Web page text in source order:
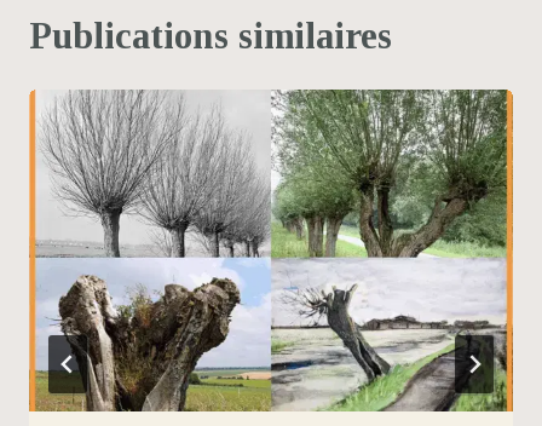
Publications similaires